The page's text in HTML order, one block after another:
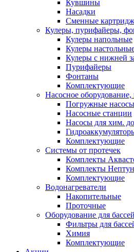
Кувшины
Насадки
Сменные
Кулеры, пурифайеры,
Кулеры напольные
Кулеры
Кулеры с нижней
Пурифайеры
Фонтаны
Комплектующие
Насосное
Погружные насосы
Насосные станции
Насосы для хим.
Комплектующие
Системы от протечек
Комплекты
Комплекты Нептун
Комплектующие
Водонагреватели
Накопительные
Проточные
Оборудование для
Фильтры для
Химия
Комплектующие